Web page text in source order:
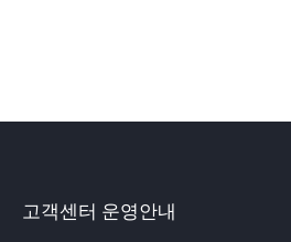
고객센터 운영안내